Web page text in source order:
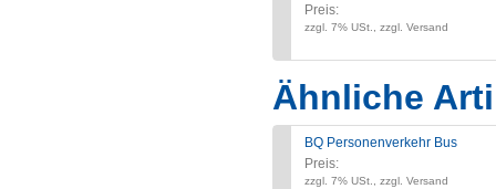
Preis:
zzgl. 7% USt., zzgl. Versand
Ähnliche
BQ Personenverkehr Bus
Preis:
zzgl. 7% USt., zzgl. Versand